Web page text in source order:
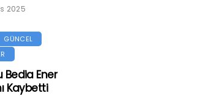
2025
GÜNCEL
Bedia Ener
Kaybetti